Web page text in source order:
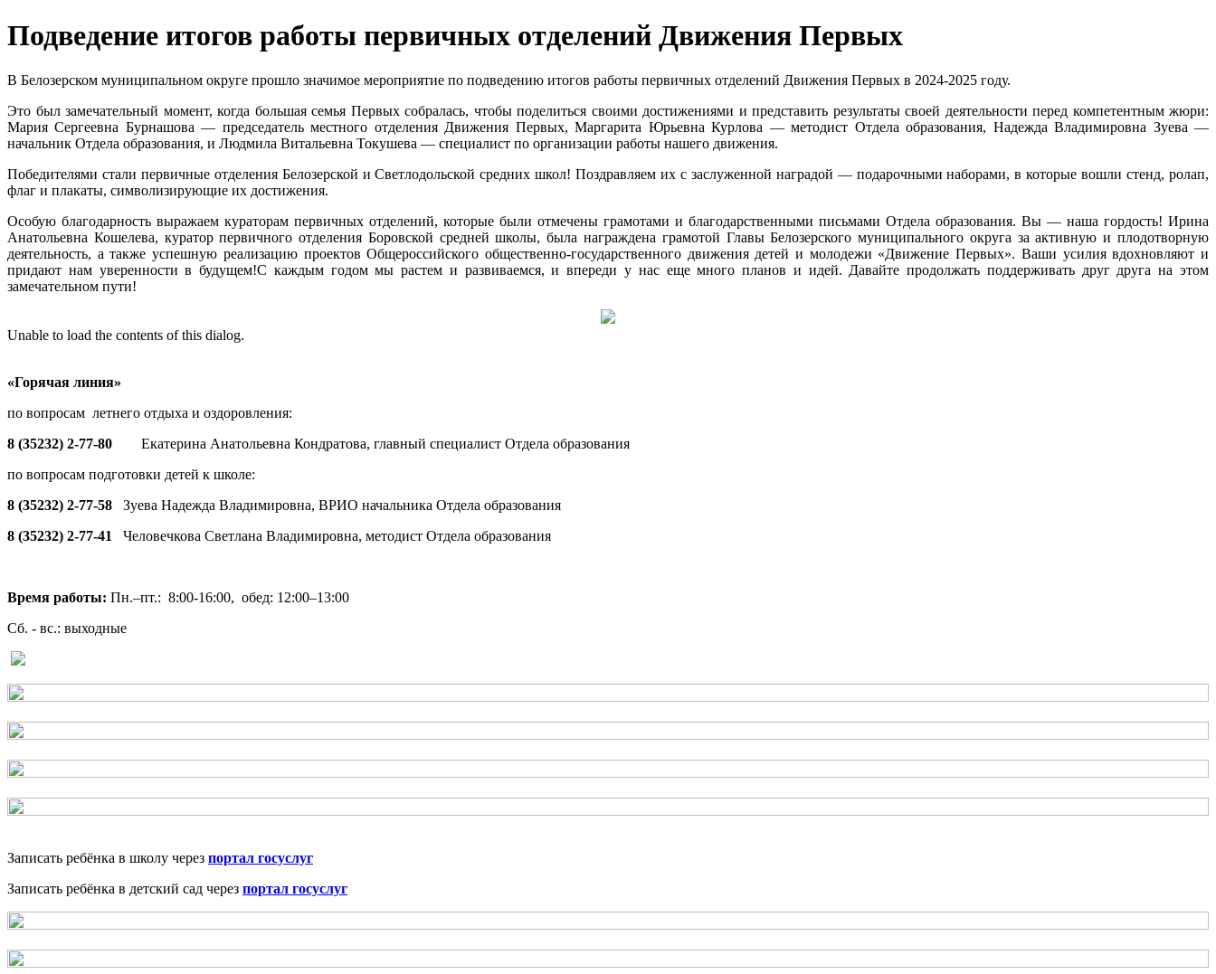
Подведение итогов работы первичных отделений Движения Первых
В Белозерском муниципальном округе прошло значимое мероприятие по подведению итогов работы первичных отделений Движения Первых в 2024-2025 году.
Это был замечательный момент, когда большая семья Первых собралась, чтобы поделиться своими достижениями и представить результаты своей деятельности перед компетентным жюри:
Мария Сергеевна Бурнашова — председатель местного отделения Движения Первых, Маргарита Юрьевна Курлова — методист Отдела образования, Надежда Владимировна Зуева —
начальник Отдела образования, и Людмила Витальевна Токушева — специалист по организации работы нашего движения.
Победителями стали первичные отделения Белозерской и Светлодольской средних школ! Поздравляем их с заслуженной наградой — подарочными наборами, в которые вошли стенд, ролап,
флаг и плакаты, символизирующие их достижения.
Особую благодарность выражаем кураторам первичных отделений, которые были отмечены грамотами и благодарственными письмами Отдела образования. Вы — наша гордость! Ирина
Анатольевна Кошелева, куратор первичного отделения Боровской средней школы, была награждена грамотой Главы Белозерского муниципального округа за активную и плодотворную
деятельность, а также успешную реализацию проектов Общероссийского общественно-государственного движения детей и молодежи «Движение Первых». Ваши усилия вдохновляют и
придают нам уверенности в будущем!С каждым годом мы растем и развиваемся, и впереди у нас еще много планов и идей. Давайте продолжать поддерживать друг друга на этом
замечательном пути!
Unable to load the contents of this dialog.
«Горячая линия»
по вопросам летнего отдыха и оздоровления:
8 (35232) 2-77-80 Екатерина Анатольевна Кондратова, главный специалист Отдела образования
по вопросам подготовки детей к школе:
8 (35232) 2-77-58 Зуева Надежда Владимировна, ВРИО начальника Отдела образования
8 (35232) 2-77-41 Человечкова Светлана Владимировна, методист Отдела образования
Время работы: Пн.–пт.: 8:00-16:00, обед: 12:00–13:00
Сб. - вс.: выходные
Записать ребёнка в школу через портал госуслуг
Записать ребёнка в детский сад через портал госуслуг